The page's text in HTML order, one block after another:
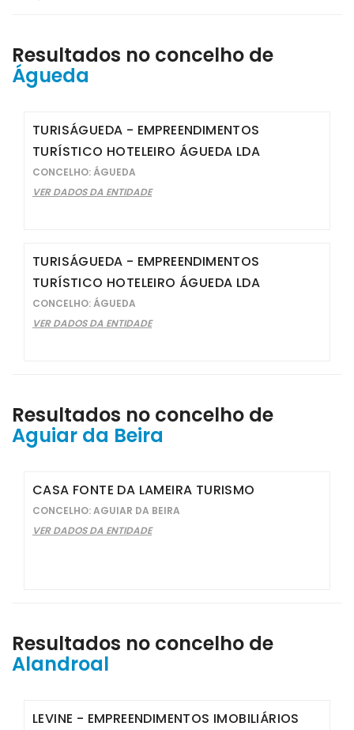
Resultados no concelho de
Águeda
TURISÁGUEDA - EMPREENDIMENTOS
TURÍSTICO HOTELEIRO ÁGUEDA LDA
CONCELHO: ÁGUEDA
VER DADOS DA ENTIDADE
TURISÁGUEDA - EMPREENDIMENTOS
TURÍSTICO HOTELEIRO ÁGUEDA LDA
CONCELHO: ÁGUEDA
VER DADOS DA ENTIDADE
Resultados no concelho de
Aguiar da Beira
CASA FONTE DA LAMEIRA TURISMO
CONCELHO: AGUIAR DA BEIRA
VER DADOS DA ENTIDADE
Resultados no concelho de
Alandroal
LEVINE - EMPREENDIMENTOS IMOBILIÁRIOS